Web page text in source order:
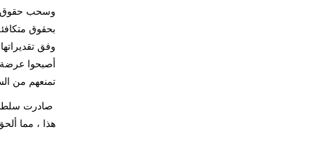
وسحب حقوق
بحقوق
وفق
أصبحوا
تمنعهم من
هذا ، مما ألحق ضررًا مباشرًا